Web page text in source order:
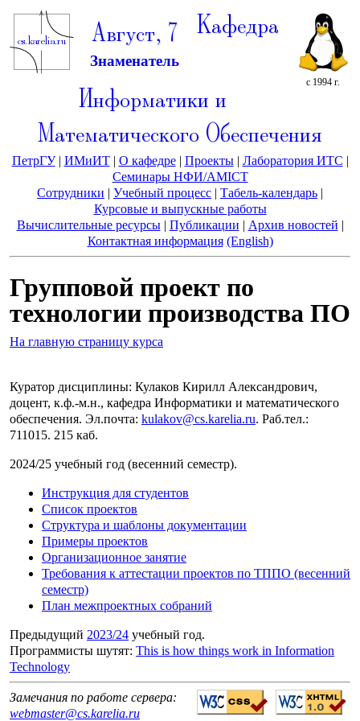
Август, 7
Знаменатель
с 1994 г.
Кафедра
Информатики и
Математического Обеспечения
ПетрГУ| ИМиИТ| О кафедре| Проекты| Лаборатория ИТС |
Семинары НФИ/AMICT
Сотрудники | Учебный процесс | Табель-календарь |
Курсовые и выпускные работы
Вычислительные ресурсы| Публикации | Архив новостей |
Контактная информация (English)
Групповой проект по
технологии производства ПО
На главную страницу курса
Куратор дисциплины: Кулаков Кирилл Александрович,
доцент, к.ф.-м.н., кафедра Информатики и математического
обеспечения. Эл.почта: kulakov@cs.karelia.ru. Раб.тел.:
711015. 215 каб.
2024/25 учебный год (весенний семестр).
Инструкция для студентов
Список проектов
Структура и шаблоны документации
Примеры проектов
Организационное занятие
Требования к аттестации проектов по ТППО (весенний
семестр)
План межпроектных собраний
Предыдущий 2023/24 учебный год.
Программисты шутят: This is how things work in Information
Technology
Замечания по работе сервера:
webmaster@cs.karelia.ru